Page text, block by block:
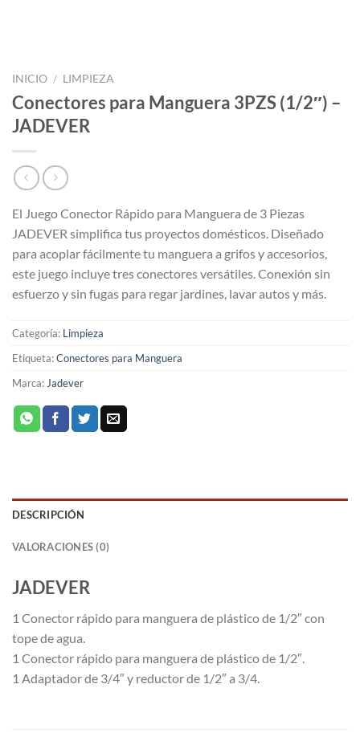
INICIO / LIMPIEZA
Conectores para Manguera 3PZS (1/2″) –
JADEVER
El Juego Conector Rápido para Manguera de 3 Piezas
JADEVER simplifica tus proyectos domésticos. Diseñado
para acoplar fácilmente tu manguera a grifos y accesorios,
este juego incluye tres conectores versátiles. Conexión sin
esfuerzo y sin fugas para regar jardines, lavar autos y más.
Categoría: Limpieza
Etiqueta:Conectores para Manguera
Marca:Jadever
DESCRIPCIÓN
VALORACIONES (0)
JADEVER
1 Conector rápido para manguera de plástico de 1/2″ con
tope de agua.
1 Conector rápido para manguera de plástico de 1/2″.
1 Adaptador de 3/4″ y reductor de 1/2″ a 3/4.